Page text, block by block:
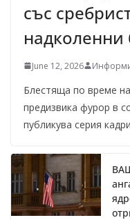
със
June 12, 2026
Блестяща по време
предизвика фурор в
публикува серия